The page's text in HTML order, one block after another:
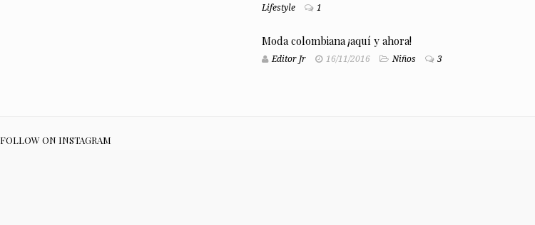
Lifestyle
1
Moda colombiana ¡aquí y ahora!
Editor Jr 16/11/2016 Niños 3
FOLLOW ON INSTAGRAM